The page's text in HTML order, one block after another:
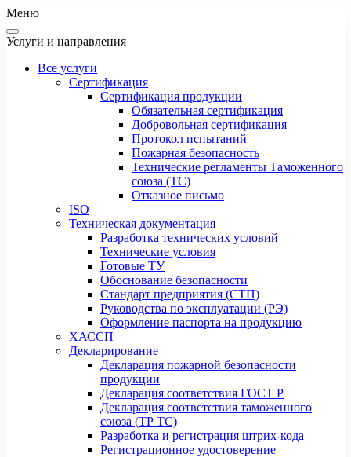
Меню
Услуги и направления
Все услуги
Сертификация
Сертификация продукции
Обязательная сертификация
Добровольная сертификация
Протокол испытаний
Пожарная безопасность
Технические регламенты Таможенного
союза (ТС)
Отказное письмо
ISO
Техническая документация
Разработка технических условий
Технические условия
Готовые ТУ
Обоснование безопасности
Стандарт предприятия (СТП)
Руководства по эксплуатации (РЭ)
Оформление паспорта на продукцию
ХАССП
Декларирование
Декларация пожарной безопасности
продукции
Декларация соответствия ГОСТ Р
Декларация соответствия таможенного
союза (ТР ТС)
Разработка и регистрация штрих-кода
Регистрационное удостоверение